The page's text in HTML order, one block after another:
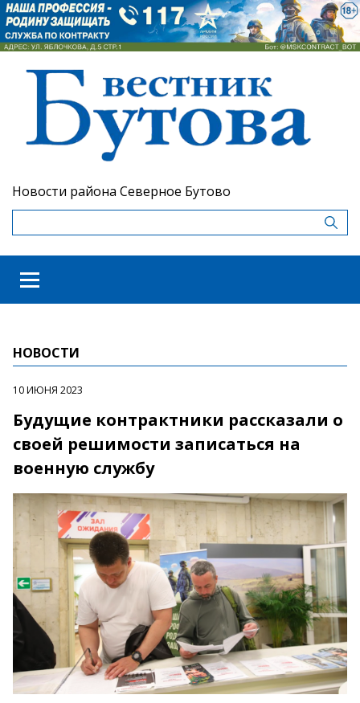
Новости района Северное Бутово
НОВОСТИ
10 ИЮНЯ 2023
Будущие контрактники рассказали о
своей решимости записаться на
военную службу